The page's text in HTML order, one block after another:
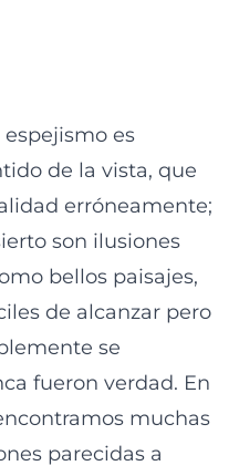
es
de la vista, que
erróneamente;
son ilusiones
bellos paisajes,
de alcanzar pero
se
fueron verdad. En
muchas
parecidas a